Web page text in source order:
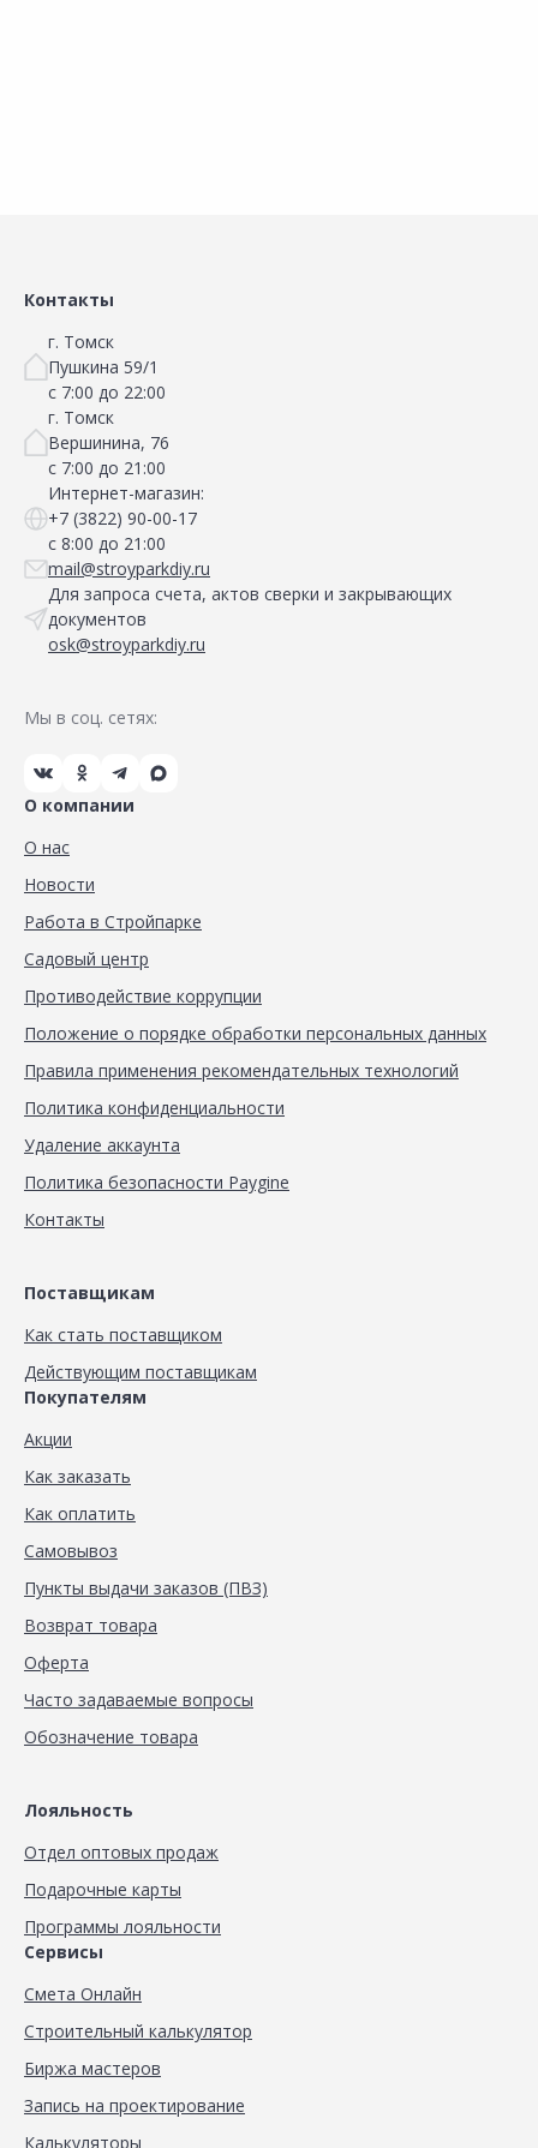
Контакты
г. Томск
Пушкина 59/1
с 7:00 до 22:00
г. Томск
Вершинина, 76
с 7:00 до 21:00
Интернет-магазин:
+7 (3822) 90-00-17
с 8:00 до 21:00
mail@stroyparkdiy.ru
Для запроса счета, актов сверки и закрывающих
документов
osk@stroyparkdiy.ru
Мы в соц. сетях:
О компании
О нас
Новости
Работа в Стройпарке
Садовый центр
Противодействие коррупции
Положение о порядке обработки персональных данных
Правила применения рекомендательных технологий
Политика конфиденциальности
Удаление аккаунта
Политика безопасности Paygine
Контакты
Поставщикам
Как стать поставщиком
Действующим поставщикам
Покупателям
Акции
Как заказать
Как оплатить
Самовывоз
Пункты выдачи заказов (ПВЗ)
Возврат товара
Оферта
Часто задаваемые вопросы
Обозначение товара
Лояльность
Отдел оптовых продаж
Подарочные карты
Программы лояльности
Сервисы
Смета Онлайн
Строительный калькулятор
Биржа мастеров
Запись на проектирование
Калькуляторы